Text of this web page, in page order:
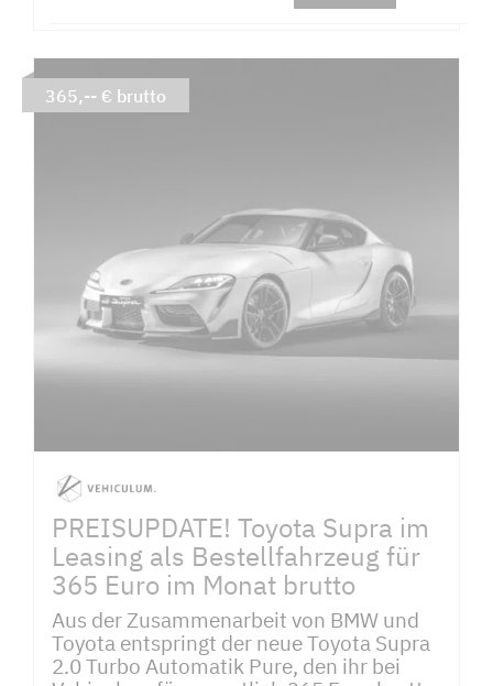
PREISUPDATE! Toyota Supra im
Leasing als Bestellfahrzeug für
365 Euro im Monat brutto
Aus der Zusammenarbeit von BMW und
Toyota entspringt der neue Toyota Supra
2.0 Turbo Automatik Pure, den ihr bei
365,-- € brutto